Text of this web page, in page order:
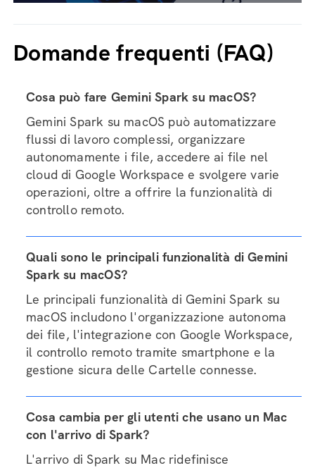
Domande frequenti (FAQ)
Cosa può fare Gemini Spark su macOS?
Gemini Spark su macOS può automatizzare
flussi di lavoro complessi, organizzare
autonomamente i file, accedere ai file nel
cloud di Google Workspace e svolgere varie
operazioni, oltre a offrire la funzionalità di
controllo remoto.
Quali sono le principali funzionalità di Gemini
Spark su macOS?
Le principali funzionalità di Gemini Spark su
macOS includono l'organizzazione autonoma
dei file, l'integrazione con Google Workspace,
il controllo remoto tramite smartphone e la
gestione sicura delle Cartelle connesse.
Cosa cambia per gli utenti che usano un Mac
con l'arrivo di Spark?
L'arrivo di Spark su Mac ridefinisce